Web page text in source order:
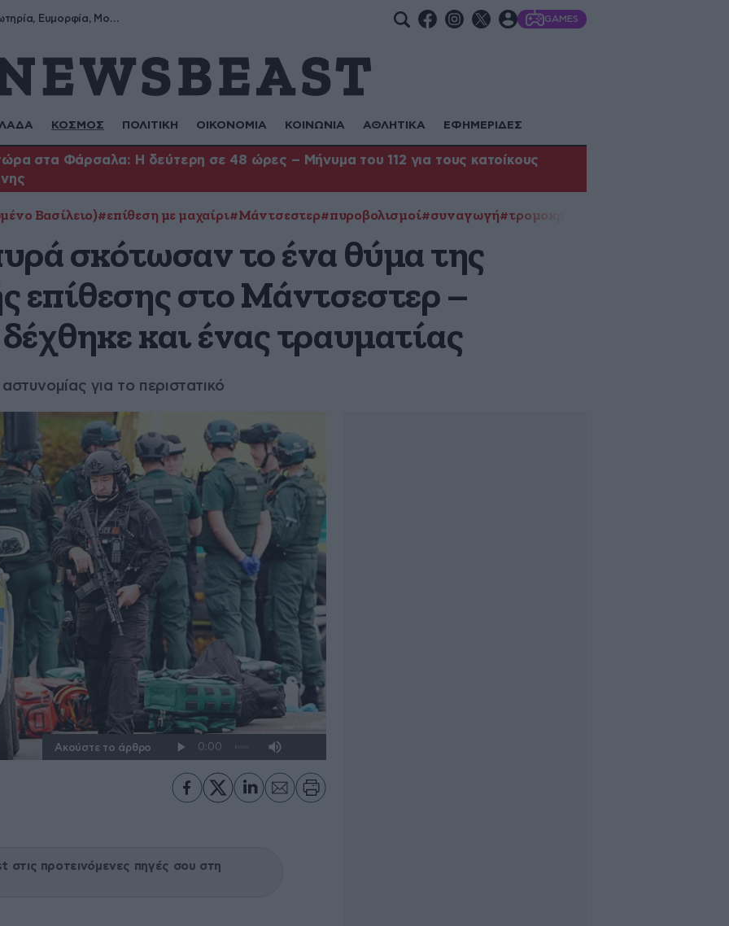
Σωτήρης, Σωτηρία, Ευμορφία, Μορφούλα GAMES
ΚΟΣΜΟΣ ΠΟΛΙΤΙΚΗ ΟΙΚΟΝΟΜΙΑ ΚΟΙΝΩΝΙΑ ΑΘΛΗΤΙΚΑ ΕΦΗΜΕΡΙΔΕΣ
στα Φάρσαλα: Η δεύτερη σε 48 ώρες – Μήνυμα του 112 για τους κατοίκους
Βασίλειο)#επίθεση με μαχαίρι#Μάντσεστερ#πυροβολισμοί#συναγωγή#τρομοκρατία
σκότωσαν το ένα θύμα της
επίθεσης στο Μάντσεστερ –
και ένας τραυματίας
για το περιστατικό
Ακούστε το άρθρο
στις προτεινόμενες πηγές σου στη